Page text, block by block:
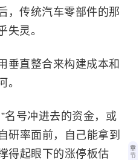
，传统汽车零部件的那
失灵。
垂直整合来构建成本和
。
名号冲进去的资金，或
研率面前，自己能拿到
得起眼下的涨停板估
章
节